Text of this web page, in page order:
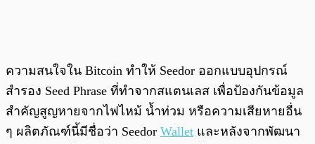
ความสนใจใน Bitcoin ทำให้ Seedor ออกแบบอุปกรณ์
สำรอง Seed Phrase ที่ทำจากสแตนเลส เพื่อป้องกันข้อมูล
สำคัญสูญหายจากไฟไหม้ น้ำท่วม หรือความเสียหายอื่น
ๆ ผลิตภัณฑ์นี้มีชื่อว่า Seedor Wallet และหลังจากพัฒนา